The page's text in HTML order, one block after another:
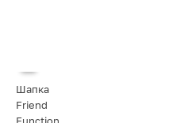
Шапка
Friend